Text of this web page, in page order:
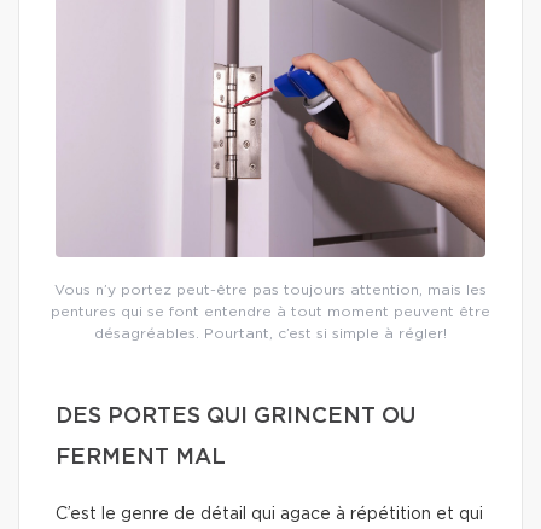
Vous n’y portez peut-être pas toujours attention, mais les
pentures qui se font entendre à tout moment peuvent être
désagréables. Pourtant, c’est si simple à régler!
DES PORTES QUI GRINCENT OU
FERMENT MAL
C’est le genre de détail qui agace à répétition et qui